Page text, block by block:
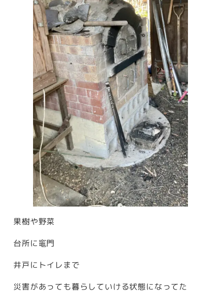
果樹や野菜
台所に竈門
井戸にトイレまで
災害があっても暮らしていける状態になってた